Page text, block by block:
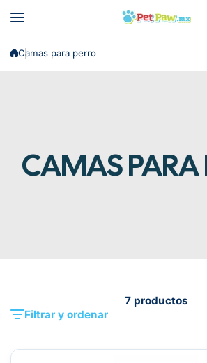
Camas para perro
CAMAS PARA
Filtrar y ordenar
7 productos